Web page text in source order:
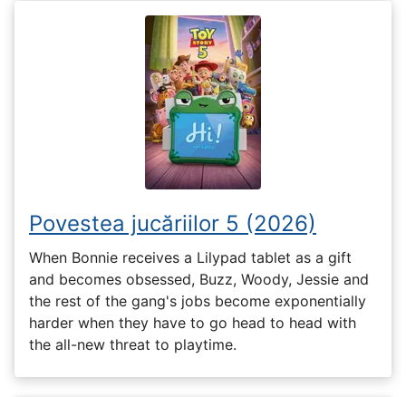
Povestea jucăriilor 5 (2026)
When Bonnie receives a Lilypad tablet as a gift
and becomes obsessed, Buzz, Woody, Jessie and
the rest of the gang's jobs become exponentially
harder when they have to go head to head with
the all-new threat to playtime.